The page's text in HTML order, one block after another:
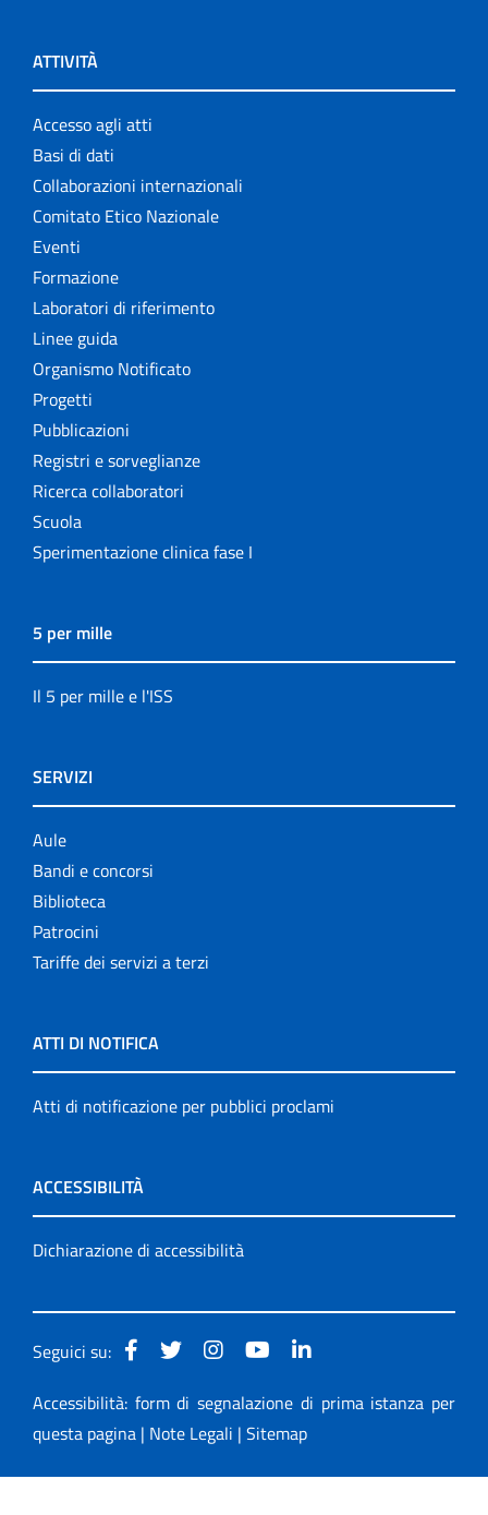
ATTIVITÀ
Accesso agli atti
Basi di dati
Collaborazioni internazionali
Comitato Etico Nazionale
Eventi
Formazione
Laboratori di riferimento
Linee guida
Organismo Notificato
Progetti
Pubblicazioni
Registri e sorveglianze
Ricerca collaboratori
Scuola
Sperimentazione clinica fase I
5 per mille
Il 5 per mille e l'ISS
SERVIZI
Aule
Bandi e concorsi
Biblioteca
Patrocini
Tariffe dei servizi a terzi
ATTI DI NOTIFICA
Atti di notificazione per pubblici proclami
ACCESSIBILITÀ
Dichiarazione di accessibilità
Seguici su:
Accessibilità: form di segnalazione di prima istanza per
questa pagina | Note Legali | Sitemap